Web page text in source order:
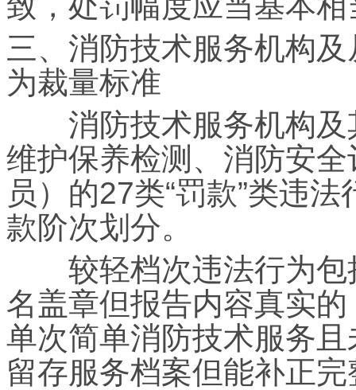
三、消防技术服务机构
为裁量标准
消防技术服务机构及
维护保养检测、消防安
员）的27类“罚款”类违
款阶次划分。
较轻档次违法行为包
名盖章但报告内容真实
单次简单消防技术服务
留存服务档案但能补正